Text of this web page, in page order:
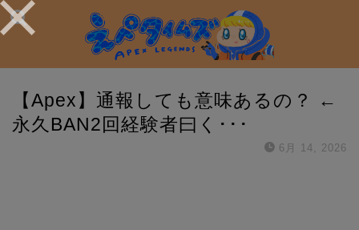
【Apex】通報しても意味あるの？ ←
永久BAN2回経験者曰く･･･
6月 14, 2026